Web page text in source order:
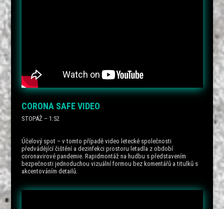
CORONA SAFE VIDEO
STOPÁŽ – 1:52
Účelový spot – v tomto případě video letecké společnosti
předvádějící čištění a dezinfekci prostoru letadla z období
coronavirové pandemie. Rapidmontáž na hudbu s představením
bezpečnosti jednoduchou vizuální formou bez komentářů a titulků s
akcentováním detailů.